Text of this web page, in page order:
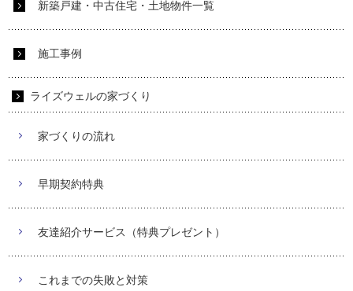
新築戸建・中古住宅・土地物件一覧
施工事例
ライズウェルの家づくり
家づくりの流れ
早期契約特典
友達紹介サービス（特典プレゼント）
これまでの失敗と対策